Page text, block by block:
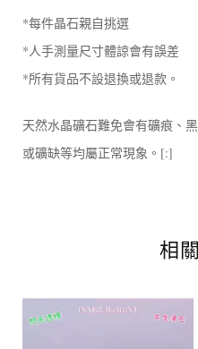
*每件晶石親自挑選
*人手測量尺寸體諒會有誤差
*所有貨品不設退換或退款。
天然水晶礦石難免會有礦痕、
或礦缺等均屬正常現象。[:]
相